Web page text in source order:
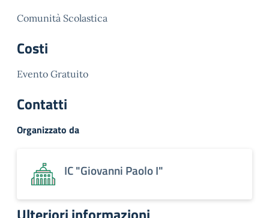
Comunità Scolastica
Costi
Evento Gratuito
Contatti
Organizzato da
IC "Giovanni Paolo I"